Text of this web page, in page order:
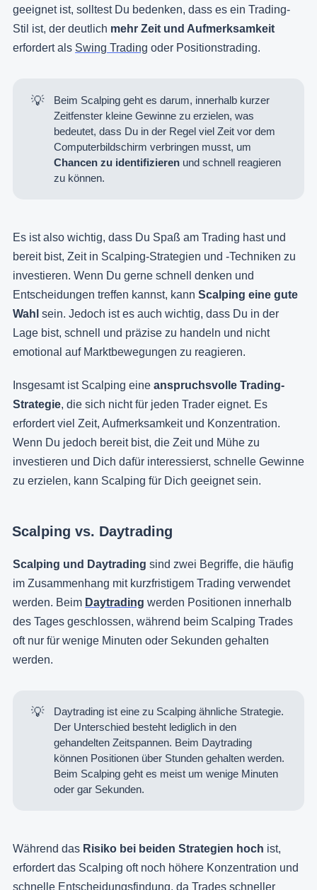
geeignet ist, solltest Du bedenken, dass es ein Trading-
Stil ist, der deutlich mehr Zeit und Aufmerksamkeit
erfordert als Swing Trading oder Positionstrading.
💡
Beim Scalping geht es darum, innerhalb kurzer
Zeitfenster kleine Gewinne zu erzielen, was
bedeutet, dass Du in der Regel viel Zeit vor dem
Computerbildschirm verbringen musst, um
Chancen zu identifizieren und schnell reagieren
zu können.
Es ist also wichtig, dass Du Spaß am Trading hast und
bereit bist, Zeit in Scalping-Strategien und -Techniken zu
investieren. Wenn Du gerne schnell denken und
Entscheidungen treffen kannst, kann Scalping eine gute
Wahl sein. Jedoch ist es auch wichtig, dass Du in der
Lage bist, schnell und präzise zu handeln und nicht
emotional auf Marktbewegungen zu reagieren.
Insgesamt ist Scalping eine anspruchsvolle Trading-
Strategie, die sich nicht für jeden Trader eignet. Es
erfordert viel Zeit, Aufmerksamkeit und Konzentration.
Wenn Du jedoch bereit bist, die Zeit und Mühe zu
investieren und Dich dafür interessierst, schnelle Gewinne
zu erzielen, kann Scalping für Dich geeignet sein.
Scalping vs. Daytrading
Scalping und Daytrading sind zwei Begriffe, die häufig
im Zusammenhang mit kurzfristigem Trading verwendet
werden. Beim Daytrading werden Positionen innerhalb
des Tages geschlossen, während beim Scalping Trades
oft nur für wenige Minuten oder Sekunden gehalten
werden.
💡
Daytrading ist eine zu Scalping ähnliche Strategie.
Der Unterschied besteht lediglich in den
gehandelten Zeitspannen. Beim Daytrading
können Positionen über Stunden gehalten werden.
Beim Scalping geht es meist um wenige Minuten
oder gar Sekunden.
Während das Risiko bei beiden Strategien hoch ist,
erfordert das Scalping oft noch höhere Konzentration und
schnelle Entscheidungsfindung, da Trades schneller